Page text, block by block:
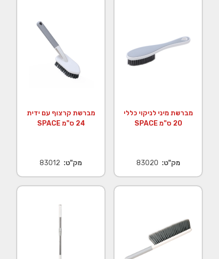
מברשת מיני לניקוי כללי
20 ס"מ SPACE
מק"ט: 83020
מברשת קרצוף עם ידית
24 ס"מ SPACE
מק"ט: 83012